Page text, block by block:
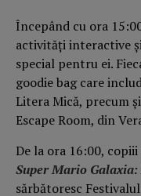
Începând cu ora
activități interactive
special pentru ei.
goodie bag care
Litera Mică, precum
Escape Room, din
De la ora 16:00,
Super Mario
sărbătoresc